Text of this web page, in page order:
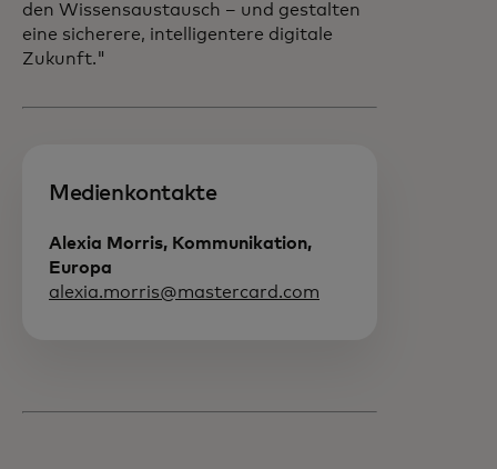
den Wissensaustausch – und gestalten
eine sicherere, intelligentere digitale
Zukunft."
Medienkontakte
Alexia Morris, Kommunikation,
Europa
alexia.morris@mastercard.com